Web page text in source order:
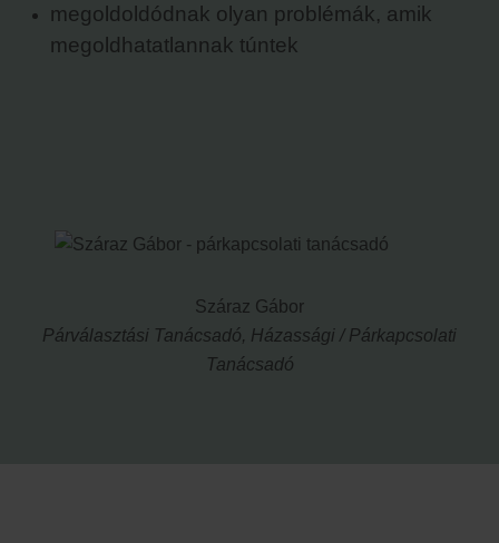
megoldoldódnak olyan problémák, amik
megoldhatatlannak túntek
Száraz Gábor
Párválasztási Tanácsadó, Házassági / Párkapcsolati
Tanácsadó